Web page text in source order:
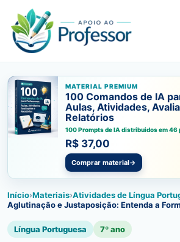
MATERIAL PREMIUM
100 Comandos de IA
Aulas, Atividades,
Relatórios
100 Prompts de IA distribuidos em 46
R$ 37,00
Comprar material→
Início›Materiais›Atividades de Língua
Aglutinação e Justaposição: Entenda a
Língua Portuguesa 7º ano